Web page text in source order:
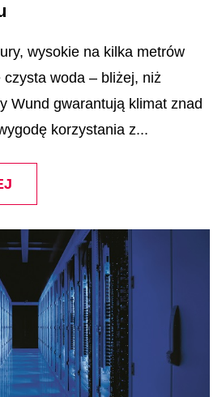
wysokie na kilka metrów
woda – bliżej, niż
Wund gwarantują klimat znad
korzystania z...